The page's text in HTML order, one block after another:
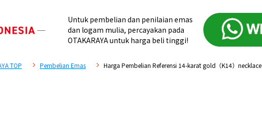
Untuk pembelian dan penilaian emas
dan logam mulia, percayakan pada
OTAKARAYA untuk harga beli tinggi!
TOP Pembelian Emas Harga Pembelian Referensi 14-karat gold（K14）necklace